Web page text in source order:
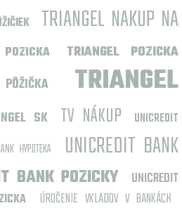
TRIANGEL NAKUP NA
TRIANGEL POZICKA
TRIANGEL
SK TV NÁKUP
UNICREDIT
HYPOTEKA
UNICREDIT BANK
BANK POZICKY
UNICREDIT
ÚROČENIE VKLADOV V BANKÁCH